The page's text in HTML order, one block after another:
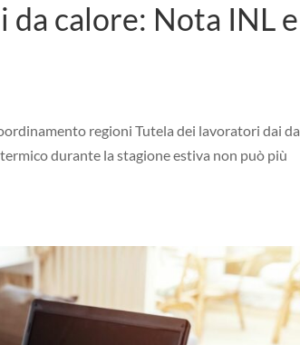
calore: Nota INL e
regioni Tutela dei lavoratori dai
durante la stagione estiva non può più